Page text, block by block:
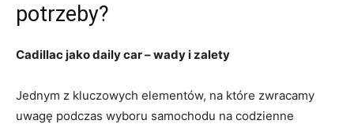
potrzeby?
Cadillac jako daily car – wady i zalety
Jednym z kluczowych elementów, na które ⁣zwracamy
uwagę podczas⁤ wyboru samochodu na ⁢codzienne